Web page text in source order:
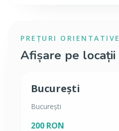
PREȚURI ORIENTATIVE
Afișare pe locații
București
București
200 RON